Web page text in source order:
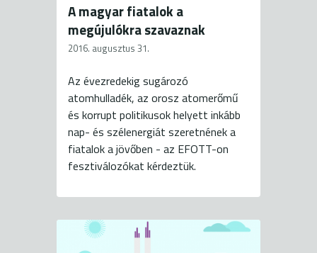
A magyar fiatalok a
megújulókra szavaznak
2016. augusztus 31.
Az évezredekig sugározó
atomhulladék, az orosz atomerőmű
és korrupt politikusok helyett inkább
nap- és szélenergiát szeretnének a
fiatalok a jövőben - az EFOTT-on
fesztiválozókat kérdeztük.